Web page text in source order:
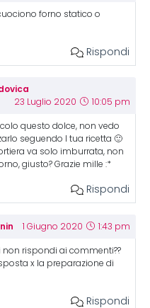
forno statico o
Rispondi
23 Luglio 2020 10:05 pm
questo dolce, non vedo
seguendo l tua ricetta 🙂
va solo imburrata, non
giusto? Grazie mille :*
Rispondi
1 Giugno 2020 1:43 pm
rispondi ai commenti??
x la preparazione di
Rispondi